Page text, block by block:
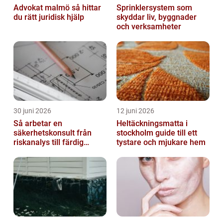
Advokat malmö så hittar
du rätt juridisk hjälp
Sprinklersystem som
skyddar liv, byggnader
och verksamheter
30 juni 2026
Så arbetar en
säkerhetskonsult från
riskanalys till färdig
12 juni 2026
Heltäckningsmatta i
stockholm guide till ett
tystare och mjukare hem